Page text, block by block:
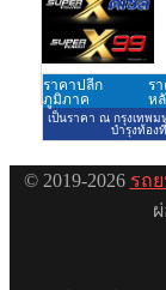
© 2019-2026 รถ